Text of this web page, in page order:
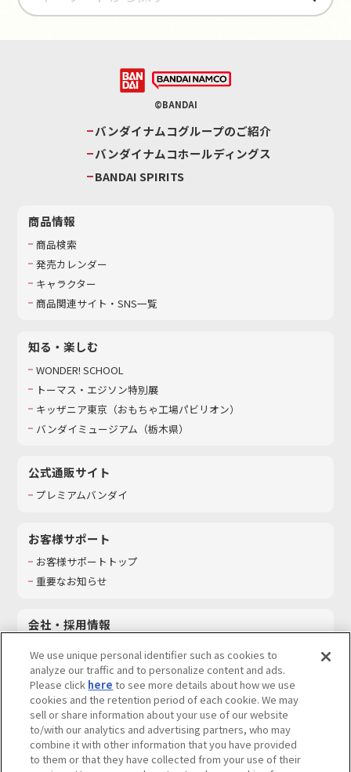
©BANDAI
バンダイナムコグループのご紹介
バンダイナムコホールディングス
BANDAI SPIRITS
商品情報
商品検索
発売カレンダー
キャラクター
商品関連サイト・SNS一覧
知る・楽しむ
WONDER! SCHOOL
トーマス・エジソン特別展
キッザニア東京（おもちゃ工場パビリオン）​
バンダイミュージアム（栃木県）
公式通販サイト
プレミアムバンダイ
お客様サポート
お客様サポートトップ
重要なお知らせ
会社・採用情報
採用情報
サステナビリティ
お問い合わせ
We use unique personal identifier such as cookies to
analyze our traffic and to personalize content and ads.
Please click here to see more details about how we use
cookies and the retention period of each cookie. We may
sell or share information about your use of our website
to/with our analytics and advertising partners, who may
combine it with other information that you have provided
to them or that they have collected from your use of their